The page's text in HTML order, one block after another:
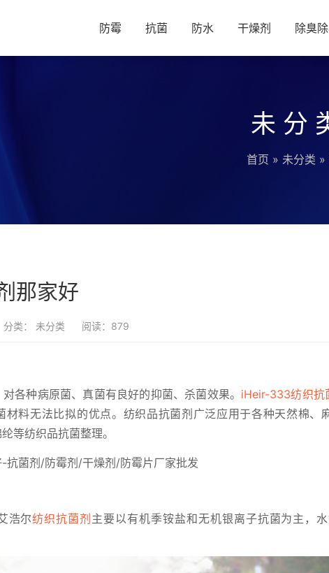
防霉 抗菌 防水 干燥剂 除臭
未分
首页 » 未分类 »
那家好
分类： 未分类 阅读：879
各种病原菌、真菌有良好的抑菌、杀菌效果。 iHeir-333纺织抗
材料无法比拟的优点。纺织品抗菌剂广泛应用于各种天然棉、
等纺织品抗菌整理。
浩尔纺织抗菌剂主要以有机季铵盐和无机银离子抗菌为主，